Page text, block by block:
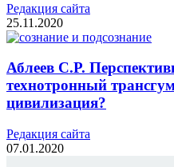
Редакция cайта
25.11.2020
Аблеев С.Р.
технотронный
цивилизация?
Редакция cайта
07.01.2020